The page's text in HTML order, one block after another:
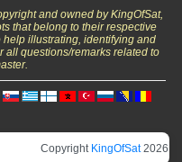
and owned by KingOfSat,
that belong to their respective
illustrating, identifying and
all questions/remarks related to
Copyright KingOfSat2026